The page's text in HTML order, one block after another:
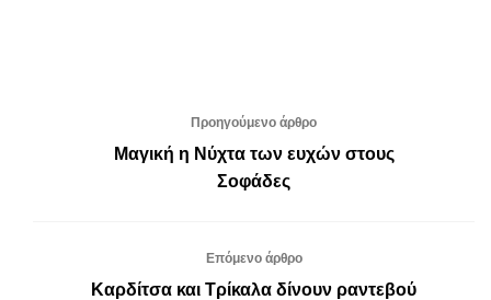
Προηγούμενο άρθρο
Μαγική η Νύχτα των ευχών στους
Σοφάδες
Επόμενο άρθρο
Καρδίτσα και Τρίκαλα δίνουν ραντεβού